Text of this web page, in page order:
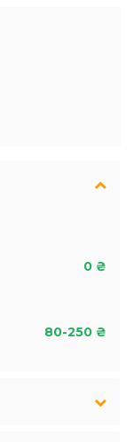
0 ₴
80-250 ₴